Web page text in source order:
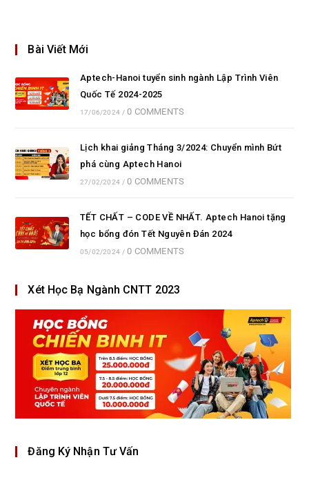
Bài Viết Mới
Aptech-Hanoi tuyển sinh ngành Lập Trình Viên
Quốc Tế 2024-2025
17/06/2024 / 0 COMMENTS
Lịch khai giảng Tháng 3/2024: Chuyển mình Bứt
phá cùng Aptech Hanoi
27/02/2024 / 0 COMMENTS
TẾT CHẤT – CODE VỀ NHẤT. Aptech Hanoi tặng
học bổng đón Tết Nguyên Đán 2024
05/02/2024 / 0 COMMENTS
Xét Học Bạ Ngành CNTT 2023
Đăng Ký Nhận Tư Vấn